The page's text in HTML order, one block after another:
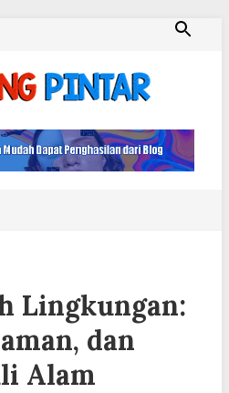
Lingkungan:
dan
Alam